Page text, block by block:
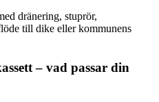
dränering, stuprör,
till dike eller kommunens
– vad passar din